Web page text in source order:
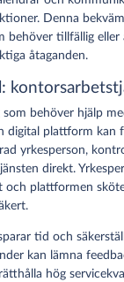
Denna
behöver tillfällig eller
åtaganden.
behöver hjälp
digital plattform kan
yrkesperson,
direkt.
och plattformen
tid och
kan lämna
hög